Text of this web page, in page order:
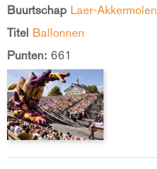
Buurtschap Laer-Akkermolen
Titel Ballonnen
Punten: 661